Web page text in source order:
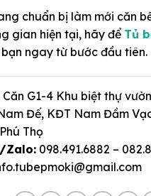
chuẩn bị làm mới căn
gian hiện tại, hãy để Tủ
ngay từ bước đầu tiên.
Căn G1-4 Khu biệt thự
Đế, KĐT Nam Đầm
Thọ
Zalo: 098.491.6882 –